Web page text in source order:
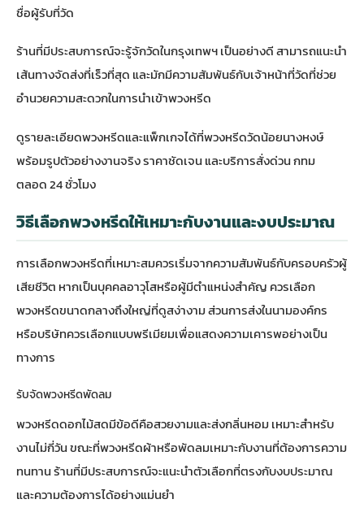
ชื่อผู้รับที่วัด
ร้านที่มีประสบการณ์จะรู้จักวัดในกรุงเทพฯ เป็นอย่างดี สามารถแนะนำ
เส้นทางจัดส่งที่เร็วที่สุด และมักมีความสัมพันธ์กับเจ้าหน้าที่วัดที่ช่วย
อำนวยความสะดวกในการนำเข้าพวงหรีด
ดูรายละเอียดพวงหรีดและแพ็กเกจได้ที่พวงหรีดวัดน้อยนางหงษ์
พร้อมรูปตัวอย่างงานจริง ราคาชัดเจน และบริการสั่งด่วน กทม
ตลอด 24 ชั่วโมง
วิธีเลือกพวงหรีดให้เหมาะกับงานและงบประมาณ
การเลือกพวงหรีดที่เหมาะสมควรเริ่มจากความสัมพันธ์กับครอบครัวผู้
เสียชีวิต หากเป็นบุคคลอาวุโสหรือผู้มีตำแหน่งสำคัญ ควรเลือก
พวงหรีดขนาดกลางถึงใหญ่ที่ดูสง่างาม ส่วนการส่งในนามองค์กร
หรือบริษัทควรเลือกแบบพรีเมียมเพื่อแสดงความเคารพอย่างเป็น
ทางการ
รับจัดพวงหรีดพัดลม
พวงหรีดดอกไม้สดมีข้อดีคือสวยงามและส่งกลิ่นหอม เหมาะสำหรับ
งานไม่กี่วัน ขณะที่พวงหรีดผ้าหรือพัดลมเหมาะกับงานที่ต้องการความ
ทนทาน ร้านที่มีประสบการณ์จะแนะนำตัวเลือกที่ตรงกับงบประมาณ
และความต้องการได้อย่างแม่นยำ